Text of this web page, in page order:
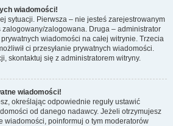
wiadomości!
sytuacji. Pierwsza – nie jesteś zarejestrowanym
zalogowana. Druga – administrator
prywatnych wiadomości na całej witrynie. Trzecia
ci przesyłanie prywatnych wiadomości.
skontaktuj się z administratorem witryny.
wiadomości!
określając odpowiednie reguły ustawić
od danego nadawcy. Jeżeli otrzymujesz
wiadomości, poinformuj o tym moderatorów